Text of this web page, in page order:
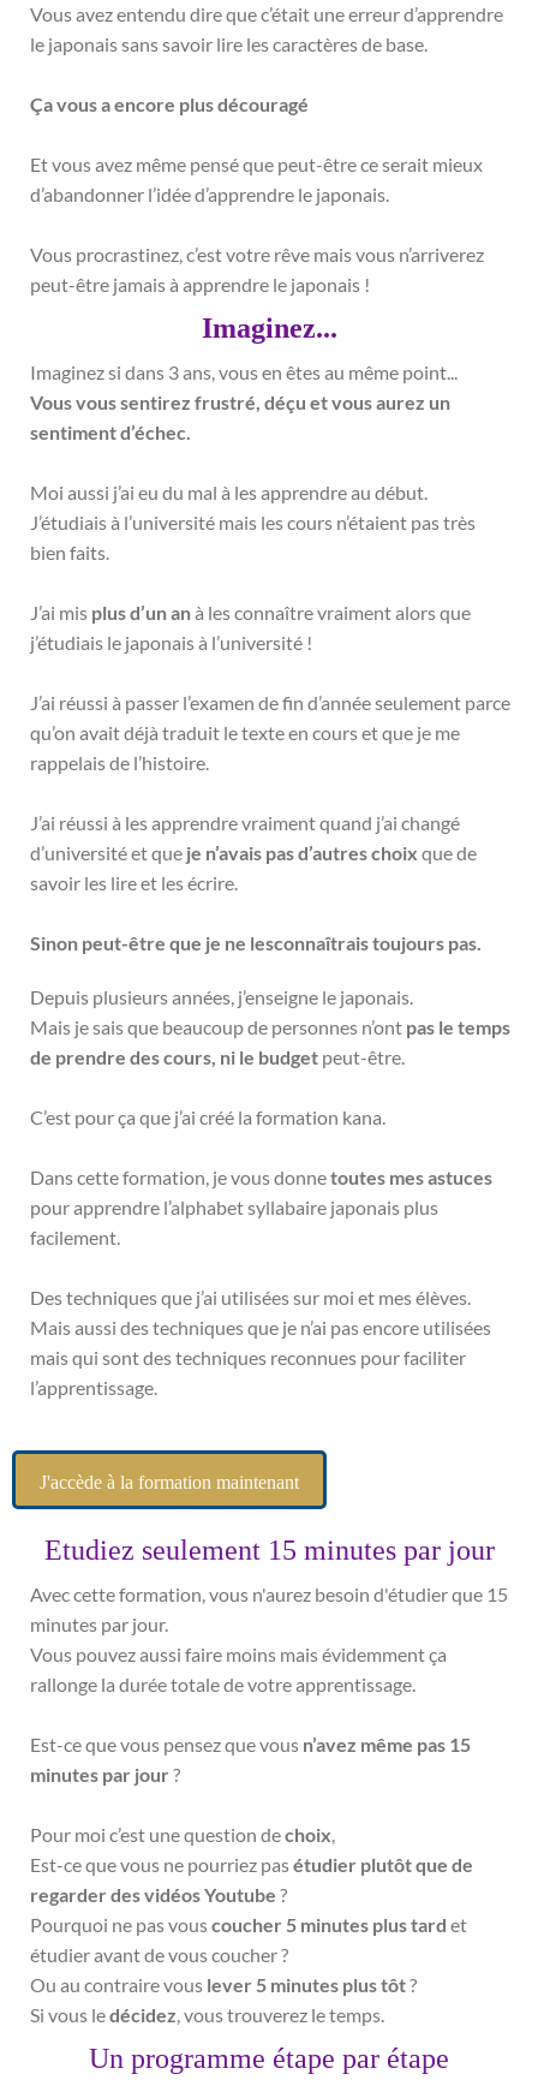
Vous avez entendu dire que c’était une erreur d’apprendre
le japonais sans savoir lire les caractères de base.
Ça vous a encore plus découragé
Et vous avez même pensé que peut-être ce serait mieux
d’abandonner l’idée d’apprendre le japonais.
Vous procrastinez, c’est votre rêve mais vous n’arriverez
peut-être jamais à apprendre le japonais !
Imaginez...
Imaginez si dans 3 ans, vous en êtes au même point...
Vous vous sentirez frustré, déçu et vous aurez un
sentiment d’échec.
Moi aussi j’ai eu du mal à les apprendre au début.
J’étudiais à l’université mais les cours n’étaient pas très
bien faits.
J’ai mis plus d’un anà les connaître vraiment alors que
j’étudiais le japonais à l’université !
J’ai réussi à passer l’examen de fin d’année seulement parce
qu’on avait déjà traduit le texte en cours et que je me
rappelais de l’histoire.
J’ai réussi à les apprendre vraiment quand j’ai changé
d’université et que je n’avais pas d’autres choix que de
savoir les lire et les écrire.
Sinon peut-être que je ne lesconnaîtrais toujours pas.
Depuis plusieurs années, j’enseigne le japonais.
Mais je sais que beaucoup de personnes n’ont pas le temps
de prendre des cours, ni le budget peut-être.
C’est pour ça que j’ai créé la formation kana.
Dans cette formation, je vous donnetoutes mes astuces
pour apprendre l’alphabet syllabaire japonais plus
facilement.
Des techniques que j’ai utilisées sur moi et mes élèves.
Mais aussi des techniques que je n’ai pas encore utilisées
mais qui sont des techniques reconnues pour faciliter
l’apprentissage.
J'accède à la formation maintenant
Etudiez seulement 15 minutes par jour
Avec cette formation, vous n'aurez besoin d'étudier que 15
minutes par jour.
Vous pouvez aussi faire moins mais évidemment ça
rallonge la durée totale de votre apprentissage.
Est-ce que vous pensez que vous n’avez même pas 15
minutes par jour ?
Pour moi c’est une question dechoix,
Est-ce que vous ne pourriez pasétudier plutôt que de
regarder des vidéos Youtube ?
Pourquoi ne pas vouscoucher 5 minutes plus tard et
étudier avant de vous coucher ?
Ou au contraire vous lever 5 minutes plus tôt?
Si vous ledécidez, vous trouverez le temps.
Un programme étape par étape